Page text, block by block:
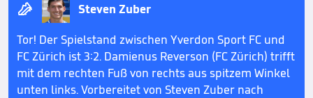

Steven Zuber
Tor! Der Spielstand zwischen Yverdon Sport FC und
FC Zürich ist 3:2. Damienus Reverson (FC Zürich) trifft
mit dem rechten Fuß von rechts aus spitzem Winkel
unten links. Vorbereitet von Steven Zuber nach